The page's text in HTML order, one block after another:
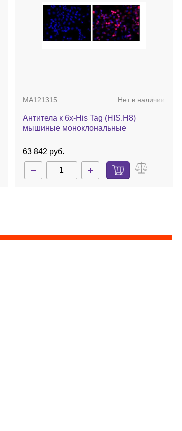
MA121315 Нет в наличии
Антитела к 6x-His Tag (HIS.H8)
мышиные моноклональные
63 842 руб.